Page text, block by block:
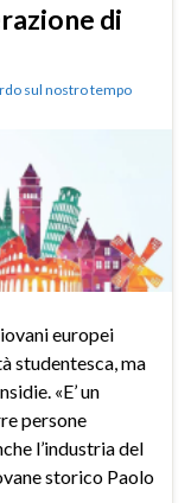
di
sul nostro tempo
europei
studentesca, ma
«E’ un
persone
l’industria del
storico Paolo